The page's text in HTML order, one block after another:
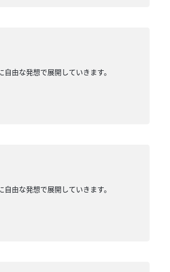
由な発想で展開していきます。
由な発想で展開していきます。